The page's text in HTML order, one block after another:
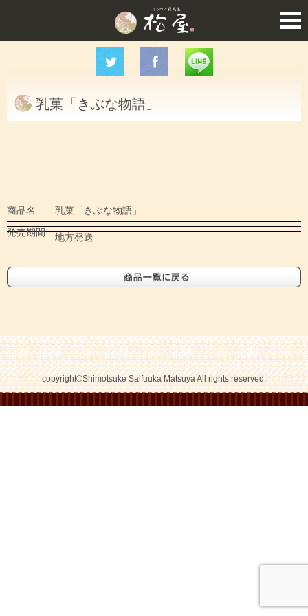
乳菓「きぶな物語」
商品名
乳菓「きぶな物語」
発売期間
地方発送
copyright©Shimotsuke Saifuuka Matsuya All rights reserved.